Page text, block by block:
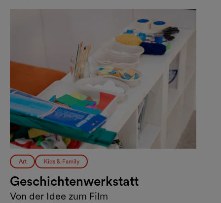
Art Kids & Family
Geschichtenwerkstatt
Von der Idee zum Film